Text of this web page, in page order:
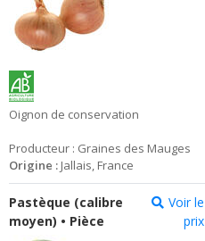
Oignon de conservation
Producteur : Graines des Mauges
Origine : Jallais, France
Pastèque (calibre
moyen) • Pièce
Voir le
prix